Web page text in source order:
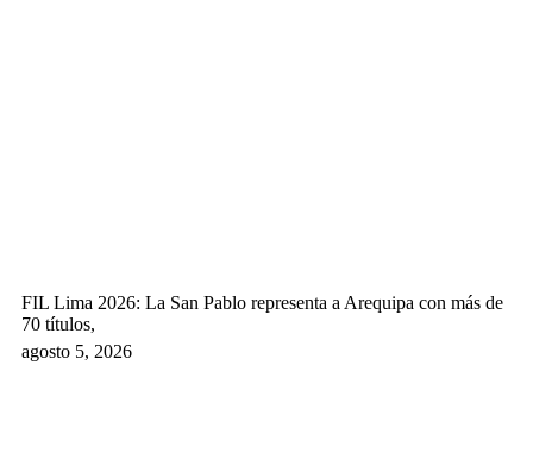
FIL Lima 2026: La San Pablo representa a Arequipa con más de
70 títulos,
agosto 5, 2026